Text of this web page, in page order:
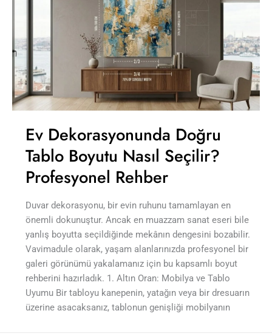
Ev Dekorasyonunda Doğru
Tablo Boyutu Nasıl Seçilir?
Profesyonel Rehber
Duvar dekorasyonu, bir evin ruhunu tamamlayan en
önemli dokunuştur. Ancak en muazzam sanat eseri bile
yanlış boyutta seçildiğinde mekânın dengesini bozabilir.
Vavimadule olarak, yaşam alanlarınızda profesyonel bir
galeri görünümü yakalamanız için bu kapsamlı boyut
rehberini hazırladık. 1. Altın Oran: Mobilya ve Tablo
Uyumu Bir tabloyu kanepenin, yatağın veya bir dresuarın
üzerine asacaksanız, tablonun genişliği mobilyanın